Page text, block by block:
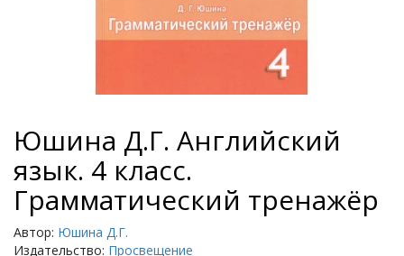
Юшина Д.Г. Английский
язык. 4 класс.
Грамматический тренажёр
Автор: Юшина Д.Г.
Издательство: Просвещение